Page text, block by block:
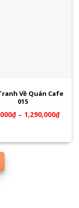
Về Quán Cafe
015
₫– 1,290,000₫